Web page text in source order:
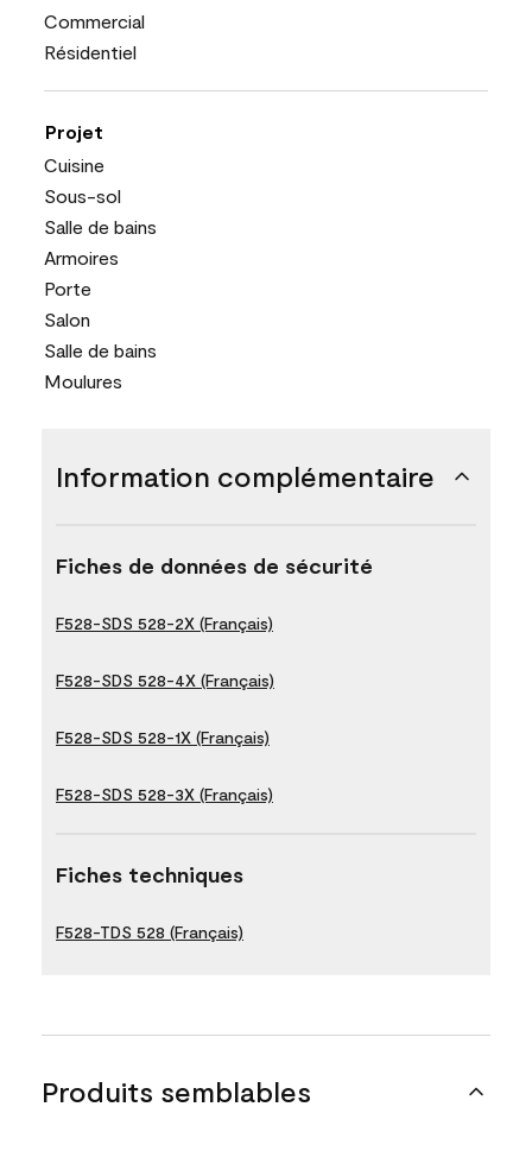
Commercial
Résidentiel
Projet
Cuisine
Sous-sol
Salle de bains
Armoires
Porte
Salon
Salle de bains
Moulures
Information complémentaire
Fiches de données de sécurité
F528-SDS 528-2X (Français)
F528-SDS 528-4X (Français)
F528-SDS 528-1X (Français)
F528-SDS 528-3X (Français)
Fiches techniques
F528-TDS 528 (Français)
Produits semblables